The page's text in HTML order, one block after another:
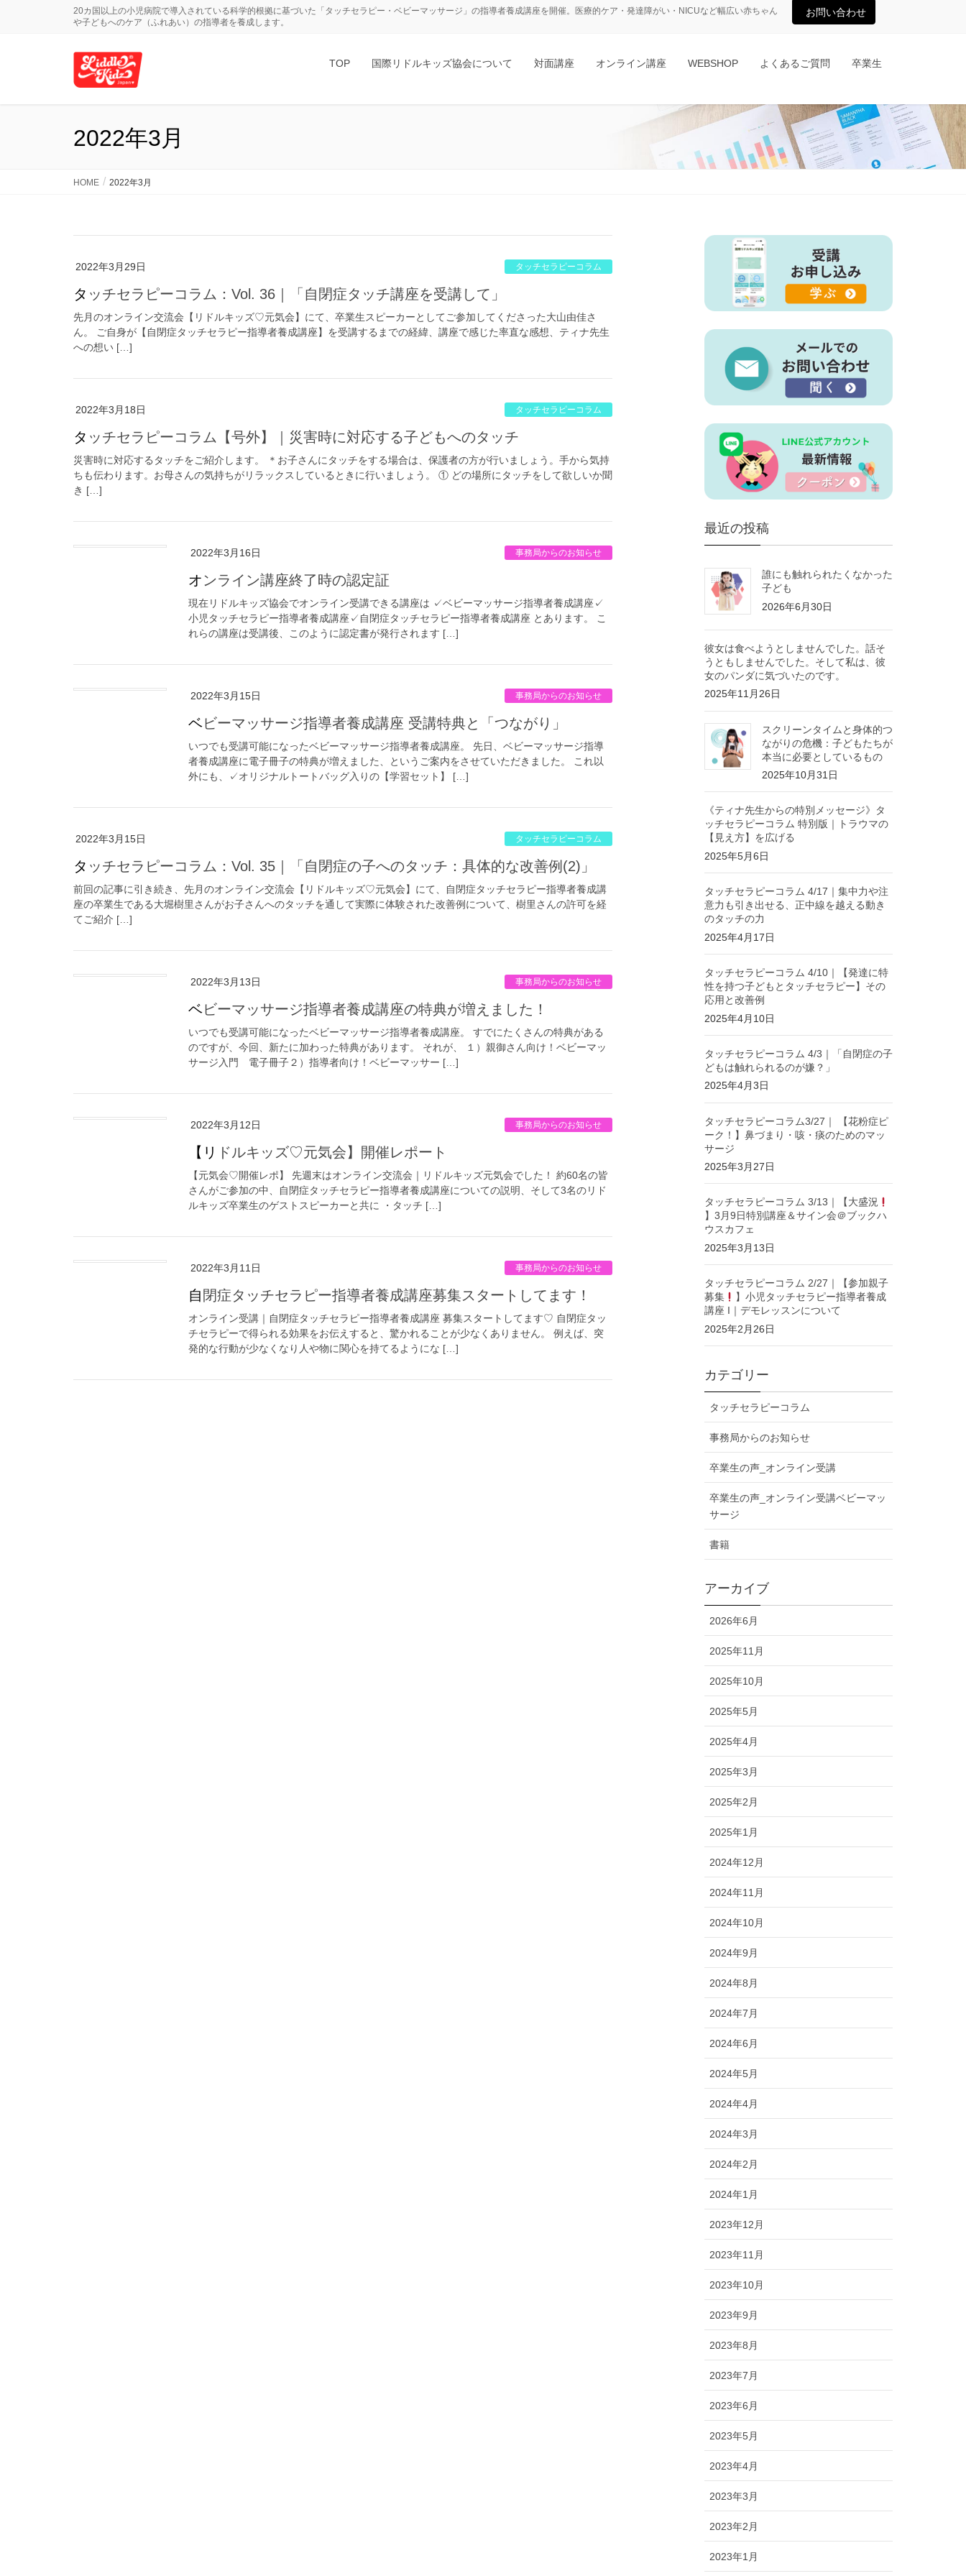
20カ国以上の小児病院で導入されている科学的根拠に基づいた「タッチセラピー・ベビーマッサージ」の指導者養成講座を開催。医療的ケア・発達障がい・NICUなど幅広い赤ちゃん
や子どもへのケア（ふれあい）の指導者を養成します。
お問い合わせ
TOP 国際リドルキッズ協会について 対面講座 オンライン講座 WEBSHOP よくあるご質問 卒業生
2022年3月
HOME 2022年3月
2022年3月29日 タッチセラピーコラム
タッチセラピーコラム：Vol. 36｜「自閉症タッチ講座を受講して」
先月のオンライン交流会【リドルキッズ♡元気会】にて、卒業生スピーカーとしてご参加してくださった大山由佳さ
ん。 ご自身が【自閉症タッチセラピー指導者養成講座】を受講するまでの経緯、講座で感じた率直な感想、ティナ先生
への想い […]
2022年3月18日 タッチセラピーコラム
タッチセラピーコラム【号外】｜災害時に対応する子どもへのタッチ
災害時に対応するタッチをご紹介します。 ＊お子さんにタッチをする場合は、保護者の方が行いましょう。手から気持
ちも伝わります。お母さんの気持ちがリラックスしているときに行いましょう。 ① どの場所にタッチをして欲しいか聞
き […]
2022年3月16日 事務局からのお知らせ
オンライン講座終了時の認定証
現在リドルキッズ協会でオンライン受講できる講座は ✓ベビーマッサージ指導者養成講座✓
小児タッチセラピー指導者養成講座✓自閉症タッチセラピー指導者養成講座 とあります。 こ
れらの講座は受講後、このように認定書が発行されます […]
2022年3月15日 事務局からのお知らせ
ベビーマッサージ指導者養成講座 受講特典と「つながり」
いつでも受講可能になったベビーマッサージ指導者養成講座。 先日、ベビーマッサージ指導
者養成講座に電子冊子の特典が増えました、というご案内をさせていただきました。 これ以
外にも、✓オリジナルトートバッグ入りの【学習セット】 […]
2022年3月15日 タッチセラピーコラム
タッチセラピーコラム：Vol. 35｜「自閉症の子へのタッチ：具体的な改善例(2)」
前回の記事に引き続き、先月のオンライン交流会【リドルキッズ♡元気会】にて、自閉症タッチセラピー指導者養成講
座の卒業生である大堀樹里さんがお子さんへのタッチを通して実際に体験された改善例について、樹里さんの許可を経
てご紹介 […]
2022年3月13日 事務局からのお知らせ
ベビーマッサージ指導者養成講座の特典が増えました！
いつでも受講可能になったベビーマッサージ指導者養成講座。 すでにたくさんの特典がある
のですが、今回、新たに加わった特典があります。 それが、 １）親御さん向け！ベビーマッ
サージ入門 電子冊子２）指導者向け！ベビーマッサー […]
2022年3月12日 事務局からのお知らせ
【リドルキッズ♡元気会】開催レポート
【元気会♡開催レポ】 先週末はオンライン交流会｜リドルキッズ元気会でした！ 約60名の皆
さんがご参加の中、自閉症タッチセラピー指導者養成講座についての説明、そして3名のリド
ルキッズ卒業生のゲストスピーカーと共に ・タッチ […]
2022年3月11日 事務局からのお知らせ
自閉症タッチセラピー指導者養成講座募集スタートしてます！
オンライン受講｜自閉症タッチセラピー指導者養成講座 募集スタートしてます♡ 自閉症タッ
チセラピーで得られる効果をお伝えすると、驚かれることが少なくありません。 例えば、突
発的な行動が少なくなり人や物に関心を持てるようにな […]
最近の投稿
誰にも触れられたくなかった
子ども
2026年6月30日
彼女は食べようとしませんでした。話そ
うともしませんでした。そして私は、彼
女のパンダに気づいたのです。
2025年11月26日
スクリーンタイムと身体的つ
ながりの危機：子どもたちが
本当に必要としているもの
2025年10月31日
《ティナ先生からの特別メッセージ》タ
ッチセラピーコラム 特別版｜トラウマの
【見え方】を広げる
2025年5月6日
タッチセラピーコラム 4/17｜集中力や注
意力も引き出せる、正中線を越える動き
のタッチの力
2025年4月17日
タッチセラピーコラム 4/10｜【発達に特
性を持つ子どもとタッチセラピー】その
応用と改善例
2025年4月10日
タッチセラピーコラム 4/3｜「自閉症の子
どもは触れられるのが嫌？」
2025年4月3日
タッチセラピーコラム3/27｜ 【花粉症ピ
ーク！】鼻づまり・咳・痰のためのマッ
サージ
2025年3月27日
タッチセラピーコラム 3/13｜【大盛況
】3月9日特別講座＆サイン会＠ブックハ
ウスカフェ
2025年3月13日
タッチセラピーコラム 2/27｜【参加親子
募集
】小児タッチセラピー指導者養成
講座 I｜デモレッスンについて
2025年2月26日
カテゴリー
タッチセラピーコラム
事務局からのお知らせ
卒業生の声_オンライン受講
卒業生の声_オンライン受講ベビーマッ
サージ
書籍
アーカイブ
2026年6月
2025年11月
2025年10月
2025年5月
2025年4月
2025年3月
2025年2月
2025年1月
2024年12月
2024年11月
2024年10月
2024年9月
2024年8月
2024年7月
2024年6月
2024年5月
2024年4月
2024年3月
2024年2月
2024年1月
2023年12月
2023年11月
2023年10月
2023年9月
2023年8月
2023年7月
2023年6月
2023年5月
2023年4月
2023年3月
2023年2月
2023年1月